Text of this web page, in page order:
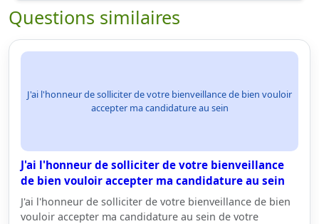
Questions similaires
J'ai l'honneur de solliciter de votre bienveillance de bien vouloir
accepter ma candidature au sein
J'ai l'honneur de solliciter de votre bienveillance
de bien vouloir accepter ma candidature au sein
J'ai l'honneur de solliciter de votre bienveillance de bien
vouloir accepter ma candidature au sein de votre